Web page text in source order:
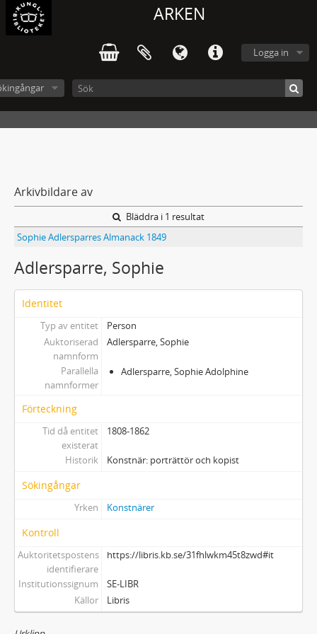
ARKEN
Logga in
Arkivbildare av
Bläddra i 1 resultat
Sophie Adlersparres Almanack 1849
Adlersparre, Sophie
Identitet
Typ av entitet
Person
Auktoriserad
namnform
Adlersparre, Sophie
Parallella
namnformer
Adlersparre, Sophie Adolphine
Förteckning
Tid då entitet
existerat
1808-1862
Historik Konstnär: porträttör och kopist
Sökingångar
Yrken Konstnärer
Kontroll
Auktoritetspostens
identifierare
https://libris.kb.se/31fhlwkm45t8zwd#it
Institutionssignum
SE-LIBR
Källor
Libris